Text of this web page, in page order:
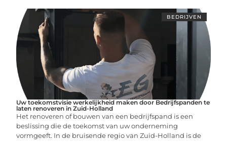
BEDRIJVEN
Uw toekomstvisie werkelijkheid maken door Bedrijfspanden te
laten renoveren in Zuid-Holland
Het renoveren of bouwen van een bedrijfspand is een
beslissing die de toekomst van uw onderneming
vormgeeft. In de bruisende regio van Zuid-Holland is de